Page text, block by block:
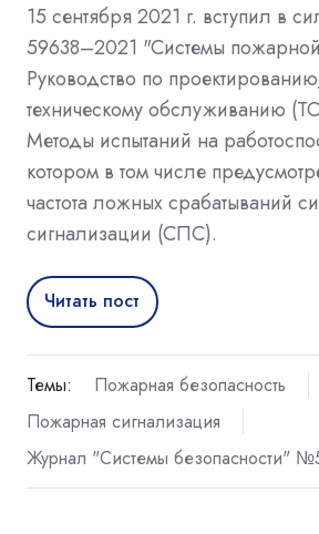
15 сентября 2021 г. вступил в
59638–2021 "Системы
Руководство по
техническому обслуживанию
Методы испытаний на
котором в том числе
частота ложных срабатываний
сигнализации (СПС).
Читать пост
Темы:
Пожарная безопасность
Пожарная сигнализация
Журнал "Системы безопасности"